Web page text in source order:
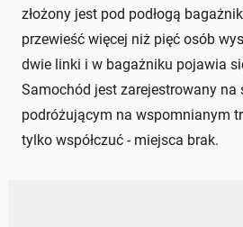
złożony jest pod podłogą
przewieść więcej niż pięć osób
dwie linki i w bagażniku pojawia
Samochód jest zarejestrowany na
podróżującym na wspomnianym
tylko współczuć - miejsca brak.